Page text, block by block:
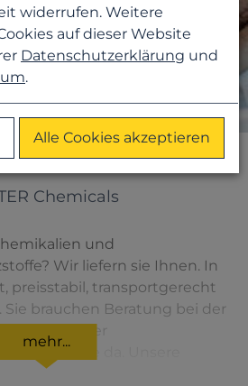
– Sie bekommen
Chemicals
und
Wir liefern sie Ihnen. In
preisstabil, transportgerecht
brauchen Beratung bei der
oder bei der
Produktbereich
mehr...
widerrufen. Weitere
auf dieser Website
Datenschutzerklärung und
.
Alle Cookies akzeptieren